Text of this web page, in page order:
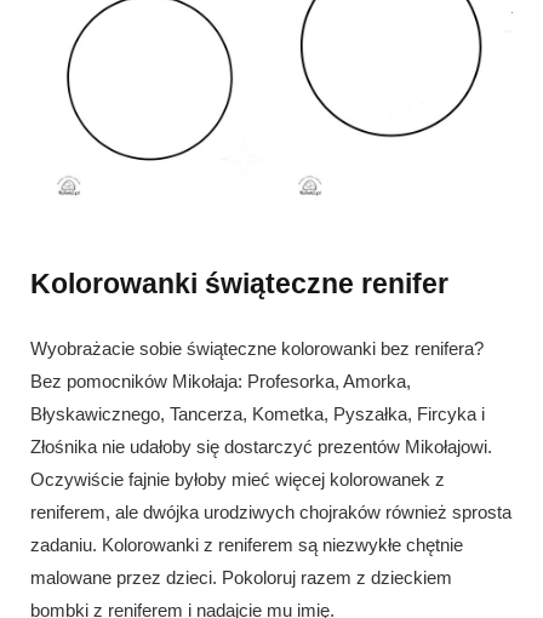
Kolorowanki świąteczne renifer
Wyobrażacie sobie świąteczne kolorowanki bez renifera?
Bez pomocników Mikołaja: Profesorka, Amorka,
Błyskawicznego, Tancerza, Kometka, Pyszałka, Fircyka i
Złośnika nie udałoby się dostarczyć prezentów Mikołajowi.
Oczywiście fajnie byłoby mieć więcej kolorowanek z
reniferem, ale dwójka urodziwych chojraków również sprosta
zadaniu. Kolorowanki z reniferem są niezwykłe chętnie
malowane przez dzieci. Pokoloruj razem z dzieckiem
bombki z reniferem i nadajcie mu imię.